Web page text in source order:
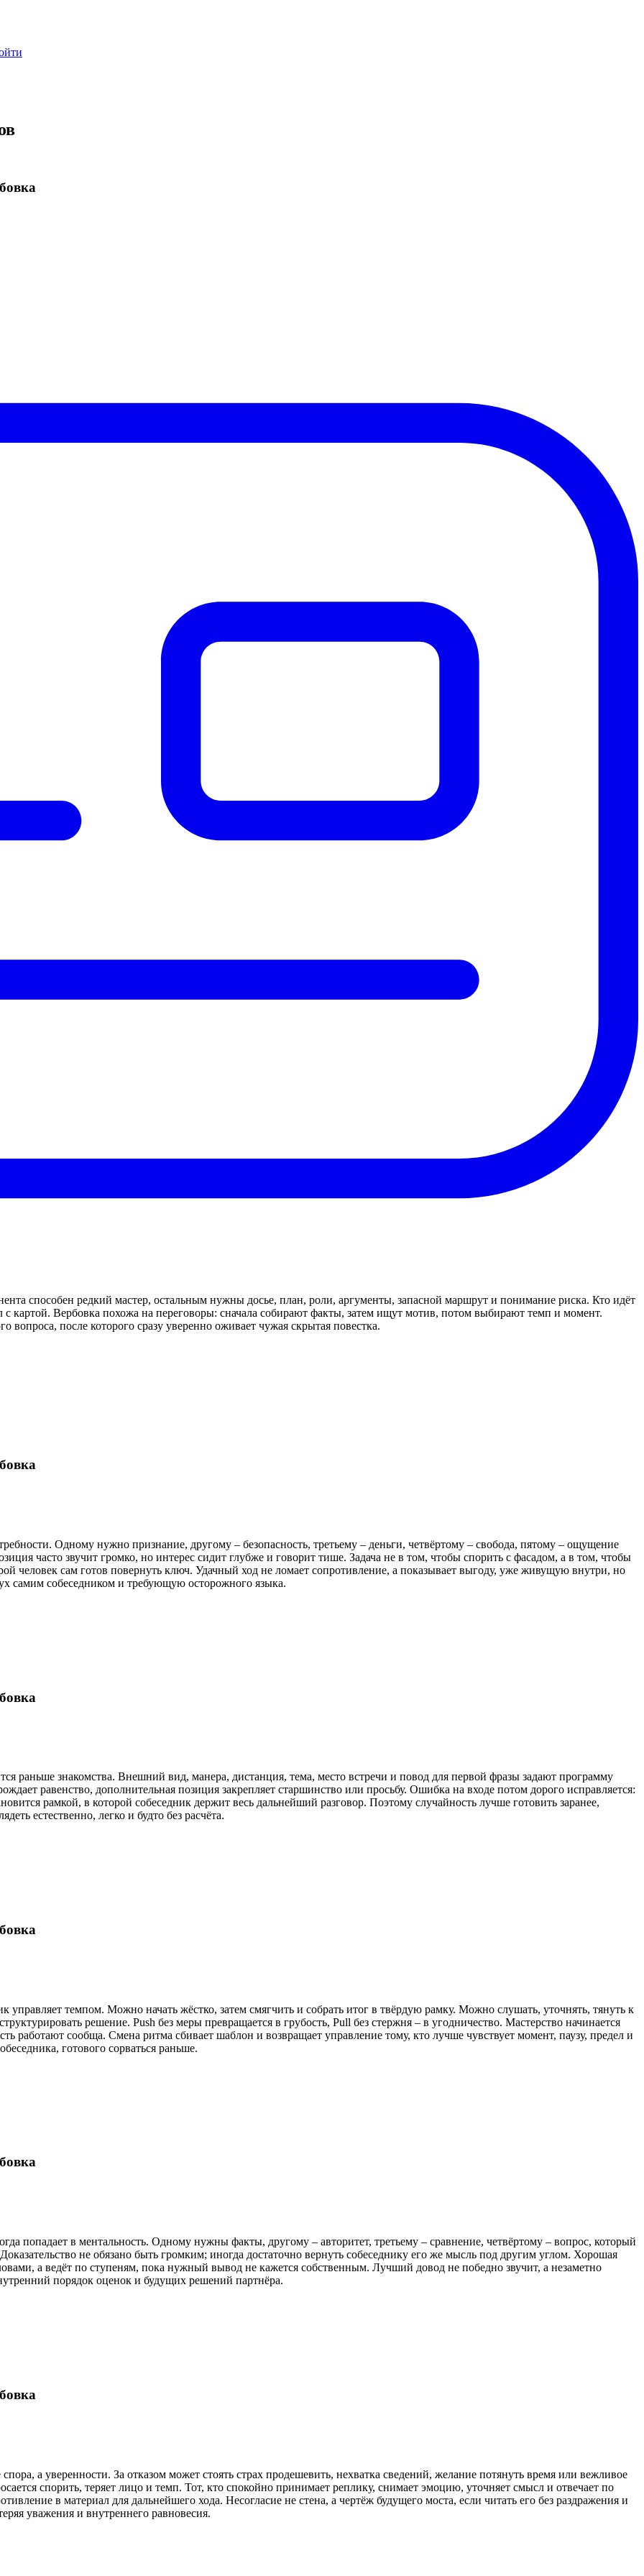
способен редкий мастер, остальным нужны досье, план, роли, аргументы, запасной маршрут и понимание риска. Кто идёт
картой. Вербовка похожа на переговоры: сначала собирают факты, затем ищут мотив, потом выбирают темп и момент.
вопроса, после которого сразу уверенно оживает чужая скрытая повестка.
Одному нужно признание, другому – безопасность, третьему – деньги, четвёртому – свобода, пятому – ощущение
часто звучит громко, но интерес сидит глубже и говорит тише. Задача не в том, чтобы спорить с фасадом, а в том, чтобы
человек сам готов повернуть ключ. Удачный ход не ломает сопротивление, а показывает выгоду, уже живущую внутри, но
самим собеседником и требующую осторожного языка.
раньше знакомства. Внешний вид, манера, дистанция, тема, место встречи и повод для первой фразы задают программу
равенство, дополнительная позиция закрепляет старшинство или просьбу. Ошибка на входе потом дорого исправляется:
рамкой, в которой собеседник держит весь дальнейший разговор. Поэтому случайность лучше готовить заранее,
естественно, легко и будто без расчёта.
управляет темпом. Можно начать жёстко, затем смягчить и собрать итог в твёрдую рамку. Можно слушать, уточнять, тянуть к
решение. Push без меры превращается в грубость, Pull без стержня – в угодничество. Мастерство начинается
работают сообща. Смена ритма сбивает шаблон и возвращает управление тому, кто лучше чувствует момент, паузу, предел и
готового сорваться раньше.
попадает в ментальность. Одному нужны факты, другому – авторитет, третьему – сравнение, четвёртому – вопрос, который
не обязано быть громким; иногда достаточно вернуть собеседнику его же мысль под другим углом. Хорошая
а ведёт по ступеням, пока нужный вывод не кажется собственным. Лучший довод не победно звучит, а незаметно
порядок оценок и будущих решений партнёра.
а уверенности. За отказом может стоять страх продешевить, нехватка сведений, желание потянуть время или вежливое
спорить, теряет лицо и темп. Тот, кто спокойно принимает реплику, снимает эмоцию, уточняет смысл и отвечает по
в материал для дальнейшего хода. Несогласие не стена, а чертёж будущего моста, если читать его без раздражения и
уважения и внутреннего равновесия.